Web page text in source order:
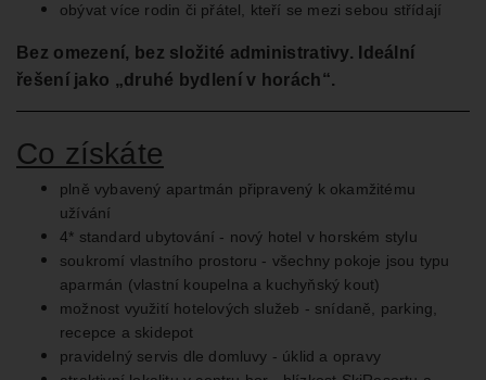
obývat více rodin či přátel, kteří se mezi sebou střídají
Bez omezení, bez složité administrativy. Ideální
řešení jako „druhé bydlení v horách“.
Co získáte
plně vybavený apartmán připravený k okamžitému
užívání
4* standard ubytování - nový hotel v horském stylu
soukromí vlastního prostoru - všechny pokoje jsou typu
aparmán (vlastní koupelna a kuchyňský kout)
možnost využití hotelových služeb - snídaně, parking,
recepce a skidepot
pravidelný servis dle domluvy - úklid a opravy